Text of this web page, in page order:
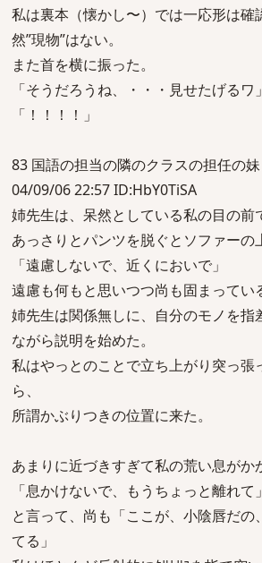
私は裏本（懐かし〜）では一応形は確
然”現物”はない。
また首を横に振った。
「そうだろうね、・・・見せたげるワ」
「！！！！」
83 国語の担当の隣のクラスの担任の
04/09/06 22:57 ID:HbY0TiSA
姉先生は、呆然としている私の目の前
あっさりとパンツを脱ぐとソファーの
「遠慮しないで、近くにおいで」
遠慮も何もと思いつつ尚も固まってい
姉先生は関係無しに、自分のモノを指
ながら説明を始めた。
私はやっとのことで立ち上がり突っ張
ら、
所謂かぶりつきの位置に来た。
あまりに近づきすぎて私の荒い息がか
「息かけないで、もうちょっと離れて」
と言って、尚も「ここが、小陰唇だの
てる」